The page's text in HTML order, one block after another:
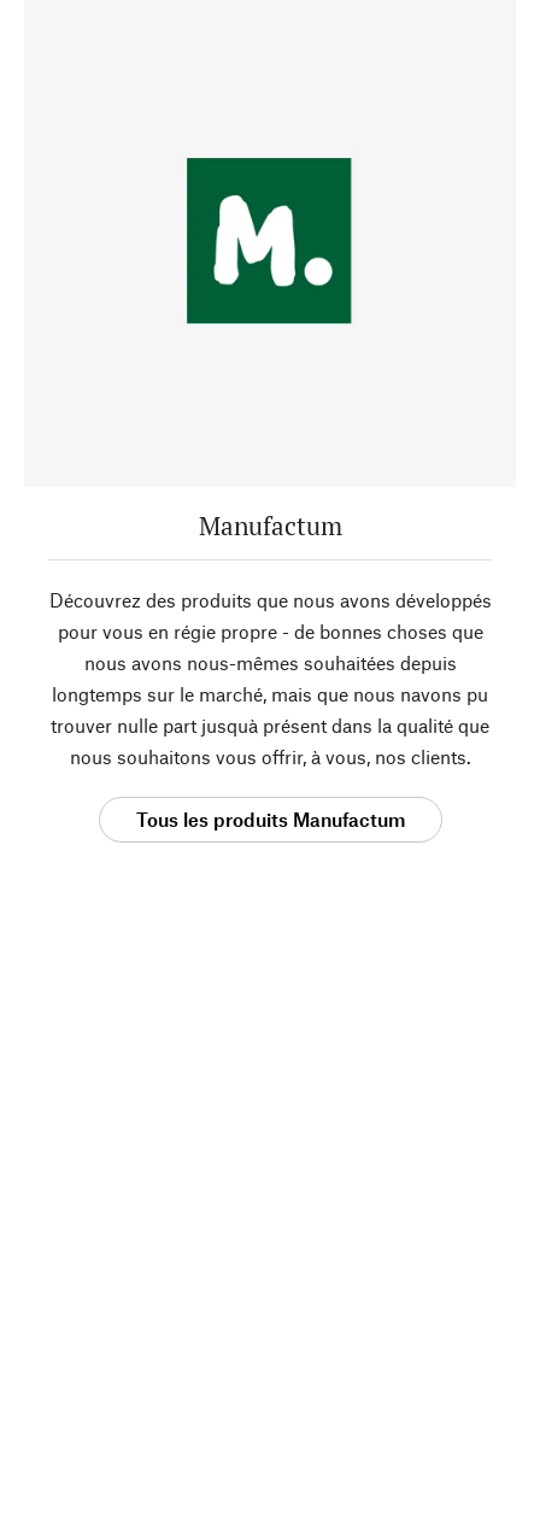
Manufactum
Découvrez des produits que nous avons développés
pour vous en régie propre - de bonnes choses que
nous avons nous-mêmes souhaitées depuis
longtemps sur le marché, mais que nous navons pu
trouver nulle part jusquà présent dans la qualité que
nous souhaitons vous offrir, à vous, nos clients.
Tous les produits Manufactum